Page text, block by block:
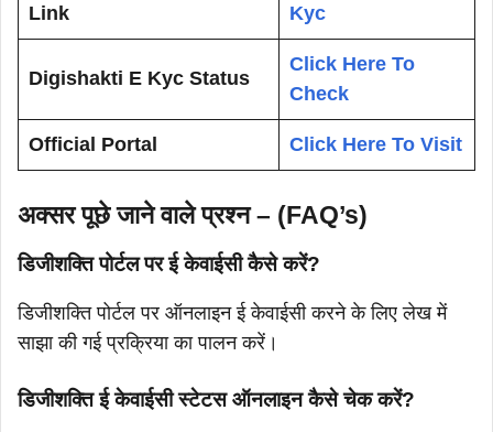
Link
Kyc
Digishakti E Kyc Status
Click Here To
Check
Official Portal Click Here To Visit
अक्सर पूछे जाने वाले प्रश्न – (FAQ’s)
डिजीशक्ति पोर्टल पर ई केवाईसी कैसे करें?
डिजीशक्ति पोर्टल पर ऑनलाइन ई केवाईसी करने के लिए लेख में
साझा की गई प्रक्रिया का पालन करें।
डिजीशक्ति ई केवाईसी स्टेटस ऑनलाइन कैसे चेक करें?